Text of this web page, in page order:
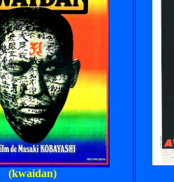
(kwaidan)